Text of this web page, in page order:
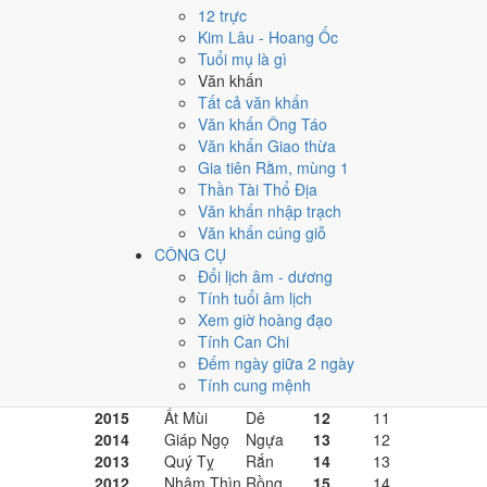
12 trực
Kim Lâu - Hoang Ốc
Tuổi mụ là gì
Văn khấn
Tất cả văn khấn
Văn khấn Ông Táo
Văn khấn Giao thừa
Gia tiên Rằm, mùng 1
Thần Tài Thổ Địa
Văn khấn nhập trạch
Văn khấn cúng giỗ
CÔNG CỤ
Đổi lịch âm - dương
Tính tuổi âm lịch
Xem giờ hoàng đạo
Tính Can Chi
Đếm ngày giữa 2 ngày
Tính cung mệnh
Bảng tra tuổi mụ theo
Bảng dưới quy sẵn tuổi mụ và tuổi dương của năm
tuổi mụkhi xem hạn và xem tuổi theo lịch
Tuổi mụ và tuổi dương năm 2026 theo từng năm sinh
Can chi Con giápTuổi mụ
Bính Ngọ Ngựa 1
Ất Tỵ Rắn 2
Giáp Thìn Rồng 3
Quý Mão Mèo 4
Nhâm Dần Hổ
Tân Sửu Trâu 6
Canh Tý Chuột 7
Kỷ Hợi Heo 8
Mậu Tuất Chó
Đinh Dậu Gà 10
Bính Thân Khỉ
2015
Ất Mùi Dê 12
11
2014
Giáp Ngọ Ngựa 13
12
2013
Quý Tỵ Rắn 14
13
2012
Nhâm Thìn Rồng 15
14